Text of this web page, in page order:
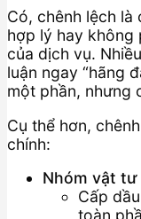
Có, chênh lệch là
hợp lý hay không
của dịch vụ.
luận ngay “hãng
một phần, nhưng
Cụ thể hơn,
chính:
Nhóm vật tư
Cấp
toàn